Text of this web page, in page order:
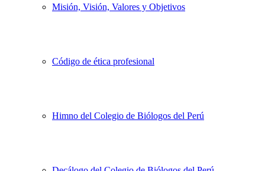
Misión, Visión, Valores y Objetivos
Código de ética profesional
Himno del Colegio de Biólogos del Perú